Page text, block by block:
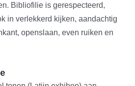
Bibliofilie is gerespecteerd,
in verlekkerd kijken, aandachtig
openslaan, even ruiken en